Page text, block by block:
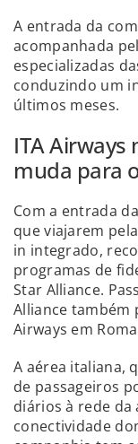
A entrada da
acompanhada
especializadas
conduzindo um
últimos meses.
ITA Airways
muda para
Com a entrada
que viajarem
in integrado,
programas de
Star Alliance.
Alliance também
Airways em
A aérea italiana,
de passageiros
diários à rede da
conectividade